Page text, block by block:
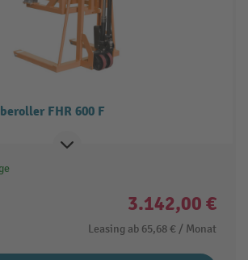
FHR 600 F
3.142,00 €
Leasing ab 65,68 € / Monat